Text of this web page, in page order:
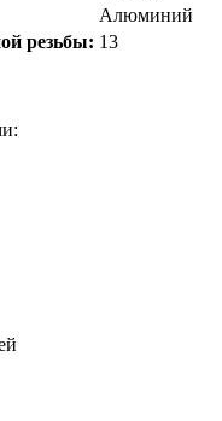
Алюминий
резьбы: 13